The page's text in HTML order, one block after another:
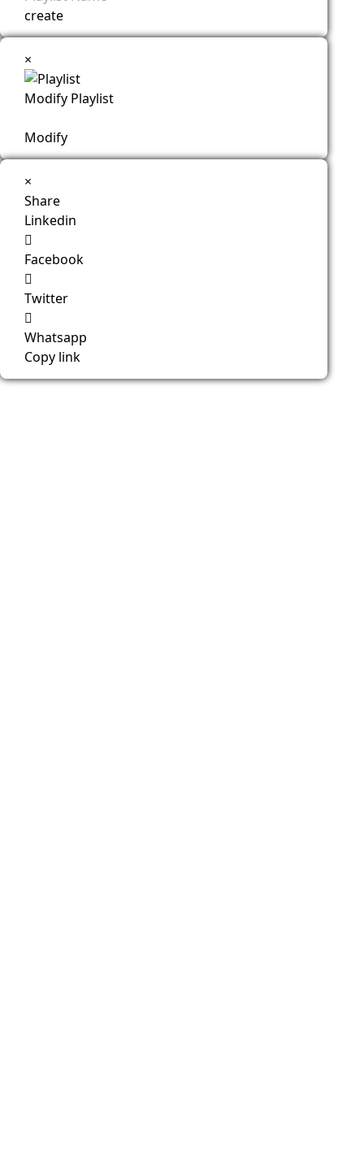
create
×
Modify Playlist
Modify
×
Share
Linkedin
Facebook
Twitter
Whatsapp
Copy link